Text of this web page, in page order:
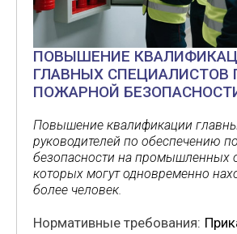
ПОВЫШЕНИЕ
ГЛАВНЫХ СПЕЦИАЛИСТОВ
ПОЖАРНОЙ
Повышение квалификации
руководителей по обеспечению
безопасности на промышленных
которых могут одновременно
более человек.
Нормативные требования: